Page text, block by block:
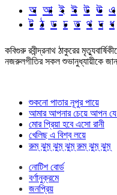
অ আ ই ঈ উ ঊ এ
ট ঠ ড ঢ ত থ দ ধ
কবিগুরু রবীন্দ্রনাথ ঠাকুরের
নজরুলগীতির সকল শুভানুধ্যায়ীকে
শুকনো পাতার নূপুর পায়ে
আমার আপনার চেয়ে আপন
মোর প্রিয়া হবে এসো রানী
খেলিছ এ বিশ্ব লয়ে
রুম্ ঝুম্ ঝুম্ ঝুম্ রুম্ ঝুম্ ঝুম্
নোটিশ বোর্ড
বর্ণানুক্রমে
জনপ্রিয়